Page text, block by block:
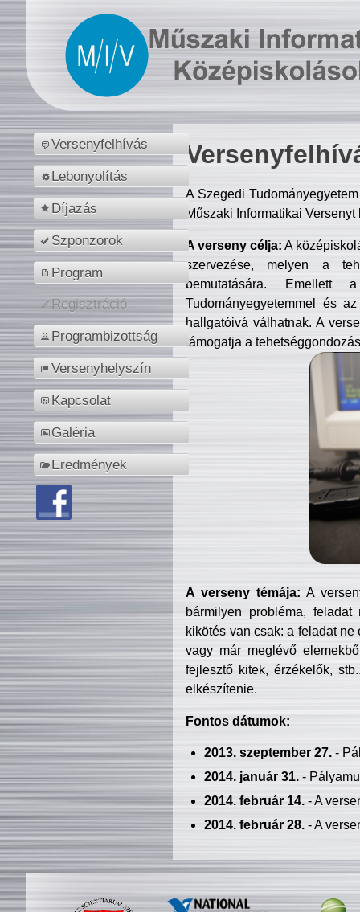
Versenyfelhívás
Lebonyolítás
Díjazás
Szponzorok
Program
Regisztráció
Programbizottság
Versenyhelyszín
Kapcsolat
Galéria
Eredmények
A Szegedi
Műszaki Informatikai
A verseny célja: A
szervezése, melyen a
bemutatására. Emellett
Tudományegyetemmel és
hallgatóivá válhatnak. A
támogatja a
A verseny témája: A
bármilyen probléma, feladat
kikötés van csak: a feladat
vagy már meglévő
fejlesztő kitek, érzékelők,
elkészítenie.
Fontos dátumok:
2013. szeptember 27.-
2014. január 31.-
2014. február 14.- A
2014. február 28.- A